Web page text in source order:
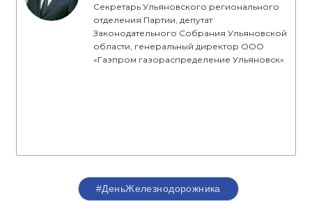
Секретарь Ульяновского регионального
отделения Партии, депутат
Законодательного Собрания Ульяновской
области, генеральный директор ООО
«Газпром газораспределение Ульяновск»
#ДеньЖелезнодорожника